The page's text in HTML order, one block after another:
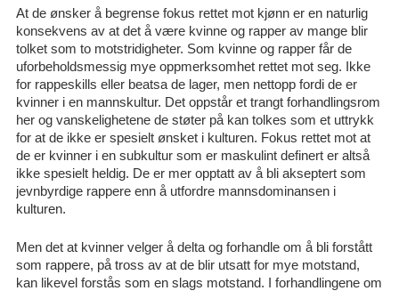
At de ønsker å begrense fokus rettet mot kjønn er en naturlig
konsekvens av at det å være kvinne og rapper av mange blir
tolket som to motstridigheter. Som kvinne og rapper får de
uforbeholdsmessig mye oppmerksomhet rettet mot seg. Ikke
for rappeskills eller beatsa de lager, men nettopp fordi de er
kvinner i en mannskultur. Det oppstår et trangt forhandlingsrom
her og vanskelighetene de støter på kan tolkes som et uttrykk
for at de ikke er spesielt ønsket i kulturen. Fokus rettet mot at
de er kvinner i en subkultur som er maskulint definert er altså
ikke spesielt heldig. De er mer opptatt av å bli akseptert som
jevnbyrdige rappere enn å utfordre mannsdominansen i
kulturen.
Men det at kvinner velger å delta og forhandle om å bli forstått
som rappere, på tross av at de blir utsatt for mye motstand,
kan likevel forstås som en slags motstand. I forhandlingene om